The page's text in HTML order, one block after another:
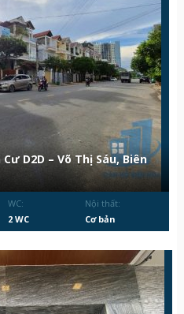
D2D – Võ Thị Sáu, Biên
WC:
2 WC
Nội thất:
Cơ bản